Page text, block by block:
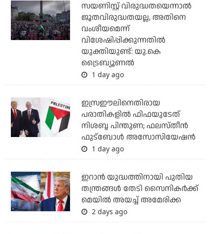
സയണിസ്റ്റ് വിരുദ്ധതയെന്നാല്‍
ജൂതവിരുദ്ധതയല്ല, അതിനെ
വംശീയമെന്ന്
വിശേഷിപ്പിക്കുന്നതില്‍
യുക്തിയുണ്ട്: യു.കെ
ട്രൈബ്യൂണല്‍
1 day ago
ഇസ്രഈലിനെതിരായ
പരാതികളില്‍ ഫിഫയുടേത്
നിശബ്ദ പിന്തുണ; ഫലസ്തീന്‍
ഫുട്‌ബോള്‍ അസോസിയേഷന്‍
1 day ago
ഇറാന്‍ യുദ്ധത്തിനായി പുതിയ
തന്ത്രങ്ങള്‍ തേടി സൈനികര്‍ക്ക്
മെയില്‍ അയച്ച് അമേരിക്ക
2 days ago